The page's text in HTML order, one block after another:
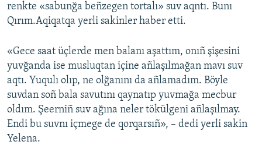
VİDEO
BLOGLAR
FİKİR
Русский
Українською
renkte «sabunğa beñzegen tortalı» suv aqntı. Bunı
Qırım.Aqiqatqa yerli sakinler haber etti.
«Gece saat üçlerde men balanı aşattım, onıñ şişesini
yuvğanda ise musluqtan içine añlaşılmağan mavı suv
aqtı. Yuqulı olıp, ne olğanını da añlamadım. Böyle
suvdan soñ bala savutını qaynatıp yuvmağa mecbur
oldım. Şeerniñ suv ağına neler tökülgeni añlaşılmay.
Endi bu suvnı içmege de qorqarsıñ», – dedi yerli sakin
Yelena.